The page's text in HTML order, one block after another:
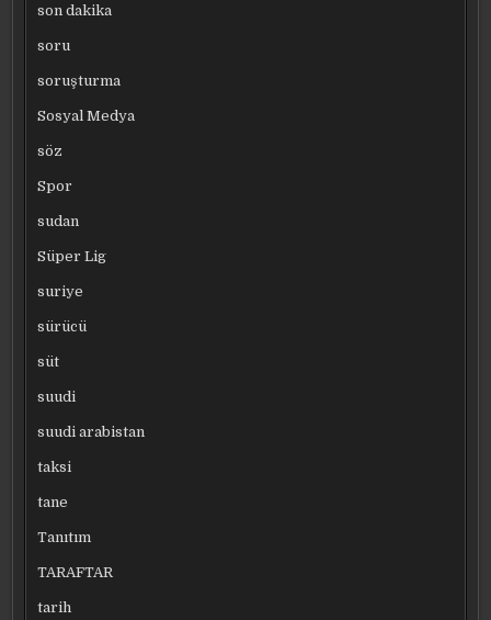
son dakika
soru
soruşturma
Sosyal Medya
söz
Spor
sudan
Süper Lig
suriye
sürücü
süt
suudi
suudi arabistan
taksi
tane
Tanıtım
TARAFTAR
tarih